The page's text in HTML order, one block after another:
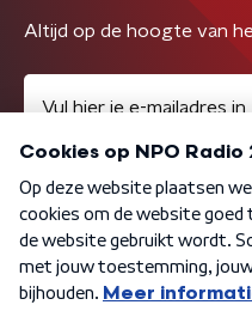
Altijd op de hoogte van
Algemene voorwaarden